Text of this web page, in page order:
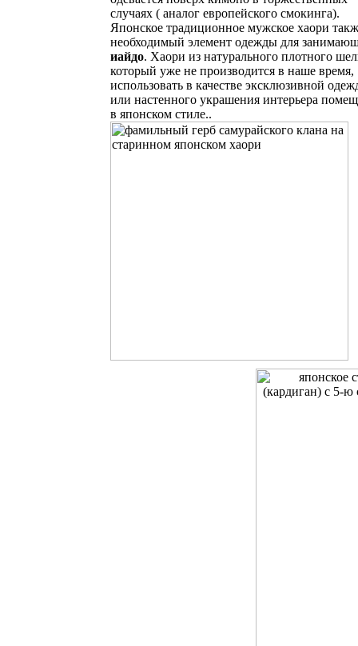
случаях ( аналог европейского смокинга).
Японское традиционное мужское хаори
необходимый элемент одежды для
иайдо. Хаори из натурального плотного
который уже не производится в наше время,
использовать в качестве эксклюзивной
или настенного украшения интерьера
в японском стиле..